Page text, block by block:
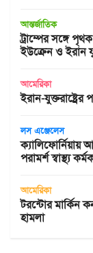
আন্তর্জাতিক
ট্রাম্পের সঙ্গে
ইউক্রেন ও ইরান
আমেরিকা
ইরান-যুক্তরাষ্ট্রের
লস এঞ্জেলেস
ক্যালিফোর্নিয়ায়
পরামর্শ স্বাস্থ্য
আমেরিকা
টরন্টোর মার্কিন
হামলা